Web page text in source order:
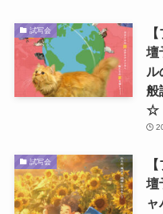
試写会
壇
ル
般
☆
試写会
壇
ャ